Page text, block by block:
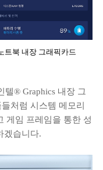
트북 내장 그래픽카드
텔® Graphics 내장 그
처럼 시스템 메모리
게임 프레임을 통한 성
겠습니다.